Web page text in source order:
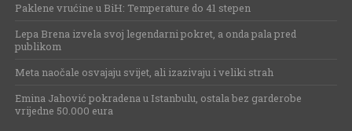
Paklene vrućine u BiH: Temperature do 41 stepen
Lepa Brena izvela svoj legendarni pokret, a onda pala pred
publikom
Meta naočale osvajaju svijet, ali izazivaju i veliki strah
Emina Jahović pokradena u Istanbulu, ostala bez garderobe
vrijedne 50.000 eura